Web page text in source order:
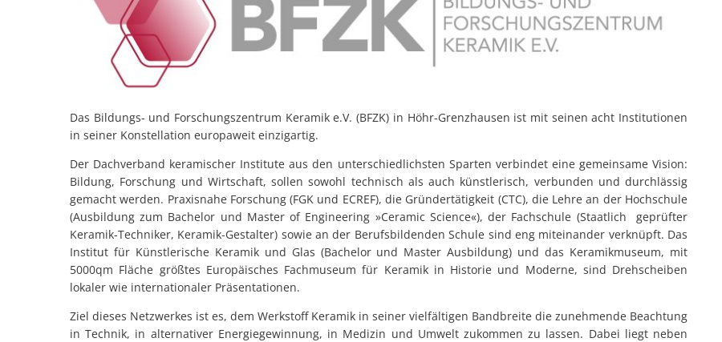
Das Bildungs- und Forschungszentrum Keramik e.V. (BFZK) in Höhr-Grenzhausen ist mit seinen acht Institutionen
in seiner Konstellation europaweit einzigartig.
Der Dachverband keramischer Institute aus den unterschiedlichsten Sparten verbindet eine gemeinsame Vision:
Bildung, Forschung und Wirtschaft, sollen sowohl technisch als auch künstlerisch, verbunden und durchlässig
gemacht werden. Praxisnahe Forschung (FGK und ECREF), die Gründertätigkeit (CTC), die Lehre an der Hochschule
(Ausbildung zum Bachelor und Master of Engineering »Ceramic Science«), der Fachschule (Staatlich geprüfter
Keramik-Techniker, Keramik-Gestalter) sowie an der Berufsbildenden Schule sind eng miteinander verknüpft. Das
Institut für Künstlerische Keramik und Glas (Bachelor und Master Ausbildung) und das Keramikmuseum, mit
5000qm Fläche größtes Europäisches Fachmuseum für Keramik in Historie und Moderne, sind Drehscheiben
lokaler wie internationaler Präsentationen.
Ziel dieses Netzwerkes ist es, dem Werkstoff Keramik in seiner vielfältigen Bandbreite die zunehmende Beachtung
in Technik, in alternativer Energiegewinnung, in Medizin und Umwelt zukommen zu lassen. Dabei liegt neben